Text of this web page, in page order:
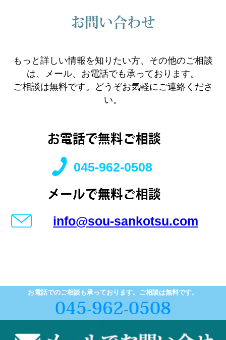
お問い合わせ
もっと詳しい情報を知りたい方、その他のご相談
は、メール、お電話でも承っております。
ご相談は無料です。どうぞお気軽にご連絡くださ
い。
お電話で無料ご相談
045-962-0508
メールで無料ご相談
info@sou-sankotsu.com
お電話でのご相談も承っております。ご相談は無料です。
045-962-0508